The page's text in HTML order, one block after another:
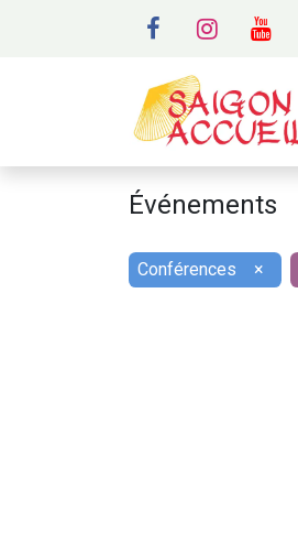
Événements
Conférences ×